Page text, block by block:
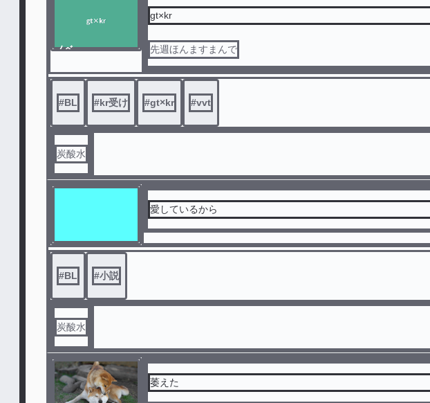
ノベ
gt×kr
先週ほんますまんで
#BL #kr受け #gt×kr #vvt
炭酸水
愛しているから
#BL #小説
炭酸水
萎えた